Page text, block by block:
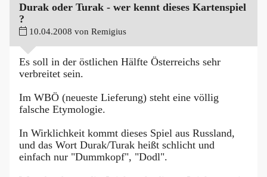
Durak oder Turak - wer kennt dieses Kartenspiel
?
10.04.2008 von Remigius
Es soll in der östlichen Hälfte Österreichs sehr
verbreitet sein.
Im WBÖ (neueste Lieferung) steht eine völlig
falsche Etymologie.
In Wirklichkeit kommt dieses Spiel aus Russland,
und das Wort Durak/Turak heißt schlicht und
einfach nur "Dummkopf", "Dodl".